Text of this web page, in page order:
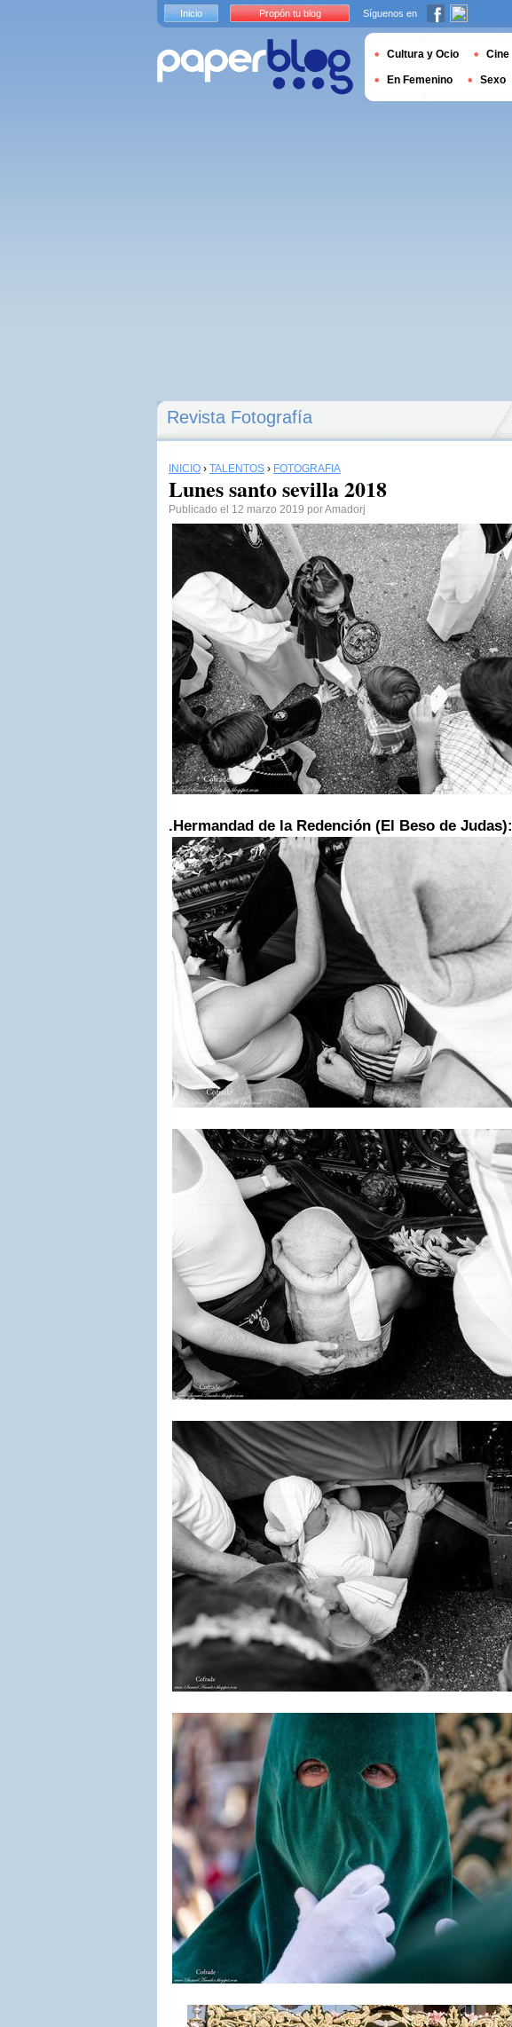
Revista Fotografía
INICIO › TALENTOS › FOTOGRAFÍA
Lunes santo sevilla 2018
Publicado el 12 marzo 2019 por Amadorj
.Hermandad de la Redención (El Beso de Judas):
Inicio Propón tu blog Síguenos en
Cultura y Ocio Cine
En Femenino Sexo